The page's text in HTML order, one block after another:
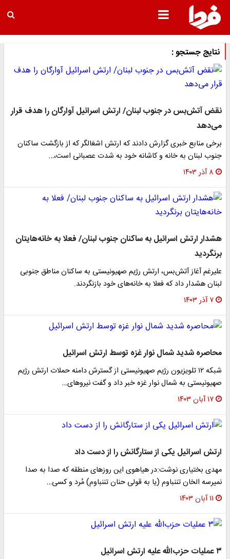
نتایج جستجو :
نقض آتش‌بس در جنوب لبنان/ ارتش اسرائیل آوارگان را هدف قرار
می‌دهد
برخی منابع خبری گزارش دادند که ارتش اشغالگر که از بازگشت ساکنان
جنوب لبنان به خانه و کاشانه خود به شدت عصبانی است،…
۸ آذر ۱۴۰۳
هشدار ارتش اسرائیل به ساکنان جنوب لبنان/ فعلا به خانه‌هایتان
برنگردید
علیرغم آغاز آتش‌بس، ارتش رژیم صهیونیستی به ساکنان مناطق جنوبی
لبنان هشدار داد که فعلا به خانه‌های خود بازنگردند.
۷ آذر ۱۴۰۳
محاصره شدید شمال نوار غزه توسط ارتش اسرائیل
شبکه ۱۲ تلویزیون رژیم صهیونیستی از گسترش دامنه حملات ارتش رژیم
صهیونیستی به شمال نوار غزه خبر داد و گفت نیروهای…
۱۷ آبان ۱۴۰۳
ارتش اسرائیل یکی از ستارگانش را از دست داد
مهدی بختیاری نوشت:در هیاهوی این روزهای منطقه که صدا به صدا
نمیرسه الخان تننباوم (یا به قولی حنان تننباوم) مُرد و کسی…
۱۱ آبان ۱۴۰۳
۳ عملیات حزب‌الله علیه ارتش اسرائیل